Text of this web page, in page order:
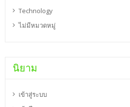
Technology
ไม่มีหมวดหมู่
นิยาม
เข้าสู่ระบบ